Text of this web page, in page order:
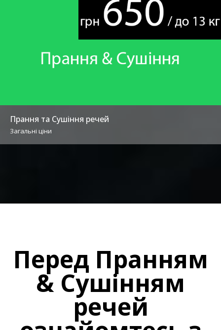
Прання та Сушіння речей
Загальні ціни
Перед Пранням
& Сушінням
речей